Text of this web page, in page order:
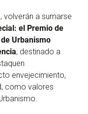
volverán a sumarse
el Premio de
Urbanismo
, destinado a
envejecimiento,
como valores